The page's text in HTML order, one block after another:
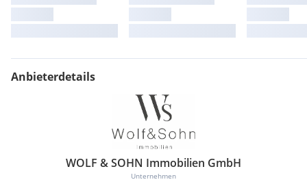
Anbieterdetails
WOLF & SOHN Immobilien GmbH
Unternehmen